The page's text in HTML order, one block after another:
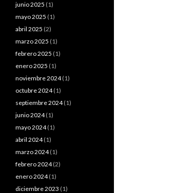
junio 2025 (1)
mayo 2025 (1)
abril 2025 (2)
marzo 2025 (1)
febrero 2025 (1)
enero 2025 (1)
noviembre 2024(1)
octubre 2024(1)
septiembre 2024(1)
junio 2024(1)
mayo 2024(1)
abril 2024(1)
marzo 2024(1)
febrero 2024(2)
enero 2024(1)
diciembre 2023 (1)